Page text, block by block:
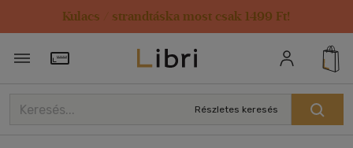
Kulacs / strandtáska most csak 1499 Ft!
Törzsvásárlói Kártya adatai
Részletes keresés
Rendezés
Kiadás éve szerint csökkenő